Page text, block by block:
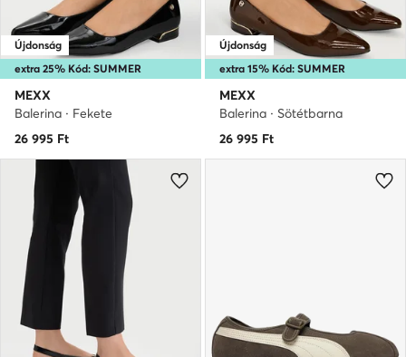
extra 25% Kód: SUMMER
Újdonság
MEXX
Balerina · Fekete
26 995 Ft
extra 15% Kód: SUMMER
Újdonság
MEXX
Balerina · Sötétbarna
26 995 Ft